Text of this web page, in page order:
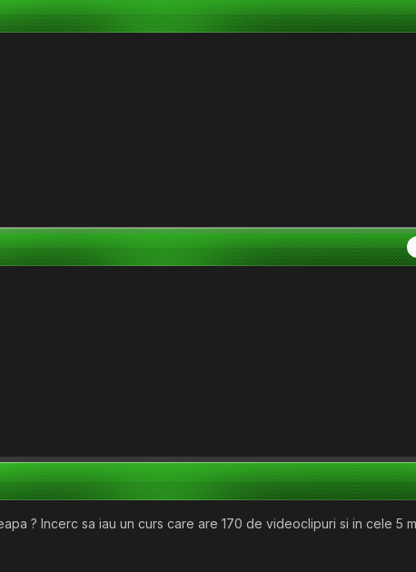
? Incerc sa iau un curs care are 170 de videoclipuri si in cele 5